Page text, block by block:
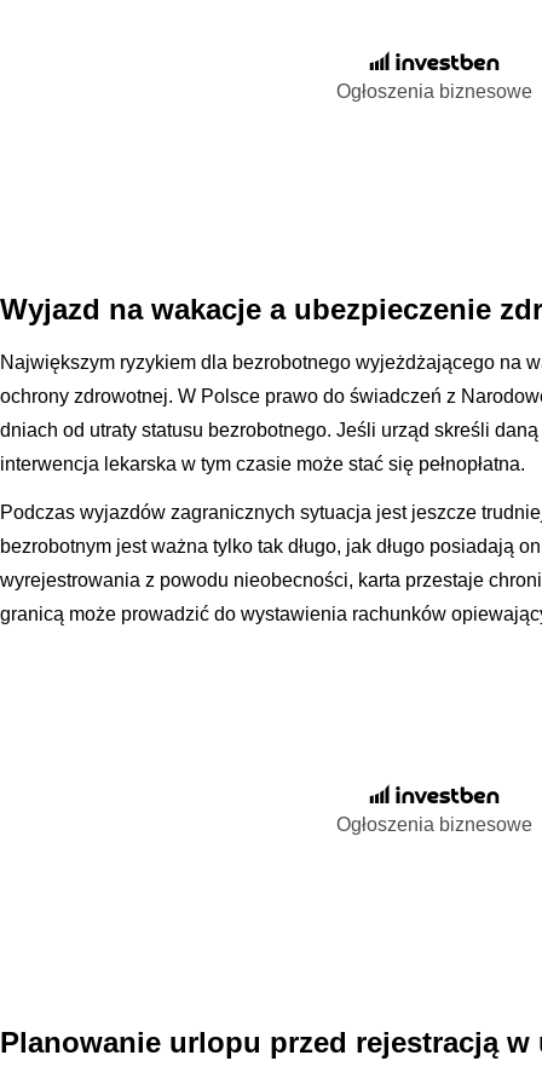
Ogłoszenia biznesowe
Wyjazd na wakacje a ubezpieczenie
Największym ryzykiem dla bezrobotnego wyjeżdżającego na
ochrony zdrowotnej. W Polsce prawo do świadczeń z
dniach od utraty statusu bezrobotnego. Jeśli urząd skreśli
interwencja lekarska w tym czasie może stać się pełnopłatna.
Podczas wyjazdów zagranicznych sytuacja jest jeszcze
bezrobotnym jest ważna tylko tak długo, jak długo posiadają
wyrejestrowania z powodu nieobecności, karta przestaje
granicą może prowadzić do wystawienia rachunków
Ogłoszenia biznesowe
Planowanie urlopu przed rejestracją w